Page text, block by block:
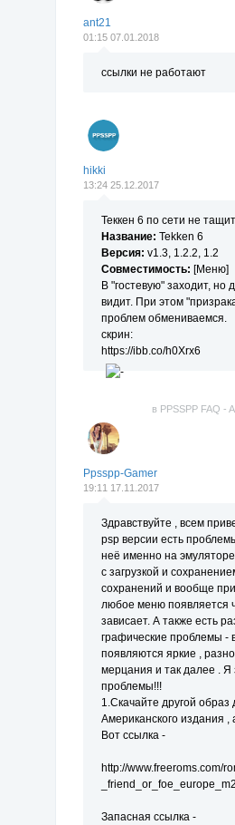
ant21
01:15 07.01.2018
ссылки не работают
hikki
13:24 25.12.2017
Теккен 6 по сети не
Название: Tekken 6
Версия: v1.3, 1.2.2, 1.2
Совместимость: [Меню]
В "гостевую" заходит, но
видит. При этом
проблем обмениваемся.
скрин:
https://ibb.co/h0Xrx6
в PPSSPP FAQ -
Ppsspp-Gamer
19:11 17.11.2017
Здравствуйте , всем
psp версии есть
неё именно на
с загрузкой и
сохранений и вообще
любое меню появляется
зависает. А также есть
графические проблемы -
появляются яркие ,
мерцания и так далее . Я
проблемы!!!
1.Скачайте другой образ
Американского издания ,
Вот ссылка -
http://www.freeroms.com/
Запасная ссылка -